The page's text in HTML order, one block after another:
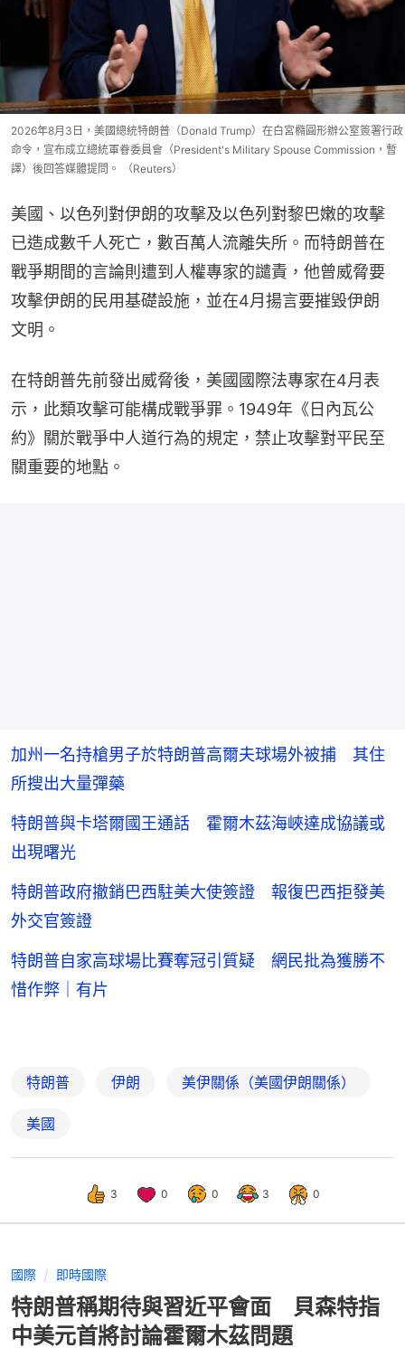
2026年8月3日，美國總統特朗普（Donald Trump）在白宮橢圓形辦公室簽署行政
命令，宣布成立總統軍眷委員會（President's Military Spouse Commission，暫
譯）後回答媒體提問。 （Reuters）
美國、以色列對伊朗的攻擊及以色列對黎巴嫩的攻擊
已造成數千人死亡，數百萬人流離失所。而特朗普在
戰爭期間的言論則遭到人權專家的譴責，他曾威脅要
攻擊伊朗的民用基礎設施，並在4月揚言要摧毀伊朗
文明。
在特朗普先前發出威脅後，美國國際法專家在4月表
示，此類攻擊可能構成戰爭罪。1949年《日內瓦公
約》關於戰爭中人道行為的規定，禁止攻擊對平民至
關重要的地點。
加州一名持槍男子於特朗普高爾夫球場外被捕 其住
所搜出大量彈藥
特朗普與卡塔爾國王通話 霍爾木茲海峽達成協議或
出現曙光
特朗普政府撤銷巴西駐美大使簽證 報復巴西拒發美
外交官簽證
特朗普自家高球場比賽奪冠引質疑 網民批為獲勝不
惜作弊｜有片
特朗普 伊朗 美伊關係（美國伊朗關係）
美國
3 0 0 3 0
國際 即時國際
特朗普稱期待與習近平會面 貝森特指
中美元首將討論霍爾木茲問題